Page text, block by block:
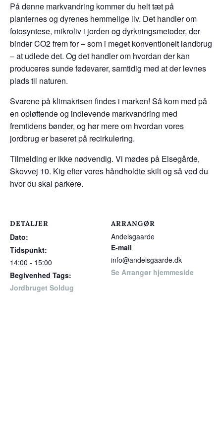
På denne markvandring kommer du helt tæt på
planternes og dyrenes hemmelige liv. Det handler om
fotosyntese, mikroliv i jorden og dyrkningsmetoder, der
binder CO2 frem for – som i meget konventionelt landbrug
– at udlede det. Og det handler om hvordan der kan
produceres sunde fødevarer, samtidig med at der levnes
plads til naturen.
Svarene på klimakrisen findes i marken! Så kom med på
en opløftende og indlevende markvandring med
fremtidens bønder, og hør mere om hvordan vores
jordbrug er baseret på recirkulering.
Tilmelding er ikke nødvendig. Vi mødes på Elsegårde,
Skovvej 10. Kig efter vores håndholdte skilt og så ved du
hvor du skal parkere.
DETALJER
Dato:
Tidspunkt:
14:00 - 15:00
Begivenhed Tags:
Jordbruget Soldug
ARRANGØR
Andelsgaarde
E-mail
info@andelsgaarde.dk
Se Arrangør hjemmeside